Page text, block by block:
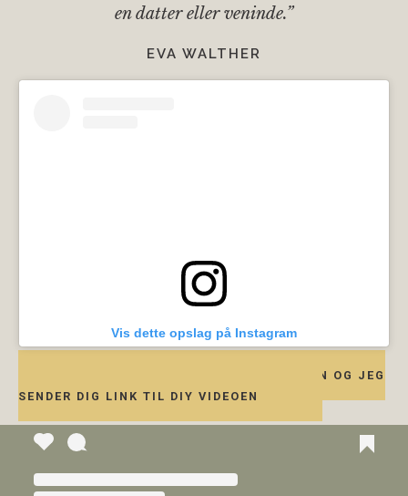
en datter eller veninde.”
EVA WALTHER
Vis dette opslag på Instagram
KOMMENTER MODERKAGE I REELEN OG JEG
SENDER DIG LINK TIL DIY VIDEOEN